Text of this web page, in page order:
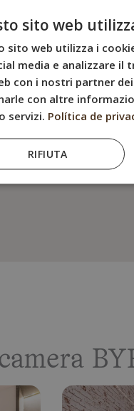
sito web
sito web utilizza i
media e analizzare
con i nostri partner
con altre
servizi. Política de
RIFIUTA